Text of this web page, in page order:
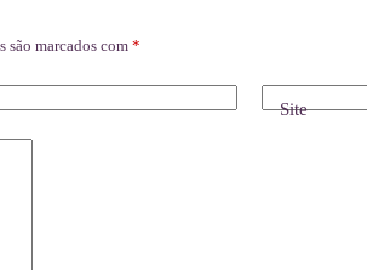
são marcados com *
Site